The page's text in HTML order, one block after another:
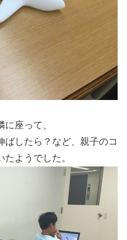
座って、
ばしたら？など、親子のコ
ようでした。